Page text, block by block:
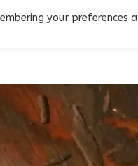
your preferences